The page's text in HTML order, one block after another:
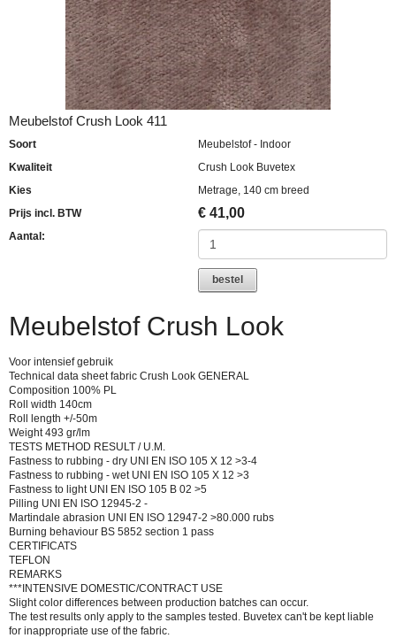
Meubelstof Crush Look 411
Soort
Meubelstof - Indoor
Kwaliteit
Crush Look Buvetex
Kies
Metrage, 140 cm breed
Prijs incl. BTW
€ 41,00
Aantal:
bestel
Meubelstof Crush Look
Voor intensief gebruik
Technical data sheet fabric Crush Look GENERAL
Composition 100% PL
Roll width 140cm
Roll length +/-50m
Weight 493 gr/lm
TESTS METHOD RESULT / U.M.
Fastness to rubbing - dry UNI EN ISO 105 X 12 >3-4
Fastness to rubbing - wet UNI EN ISO 105 X 12 >3
Fastness to light UNI EN ISO 105 B 02 >5
Pilling UNI EN ISO 12945-2 -
Martindale abrasion UNI EN ISO 12947-2 >80.000 rubs
Burning behaviour BS 5852 section 1 pass
CERTIFICATS
TEFLON
REMARKS
***INTENSIVE DOMESTIC/CONTRACT USE
Slight color differences between production batches can occur.
The test results only apply to the samples tested. Buvetex can't be kept liable
for inappropriate use of the fabric.